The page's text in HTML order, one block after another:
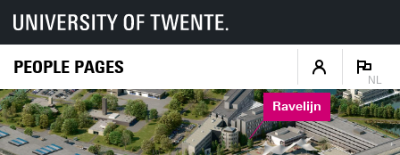
PEOPLE PAGES
NL
Ravelijn